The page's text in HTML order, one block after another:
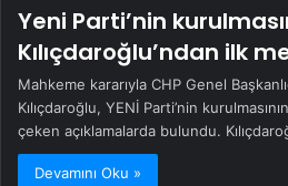
Yeni Parti’nin
Kılıçdaroğlu’ndan ilk
Mahkeme kararıyla CHP Genel
Kılıçdaroğlu, YENİ Parti’nin
çeken açıklamalarda bulundu.
Devamını Oku »